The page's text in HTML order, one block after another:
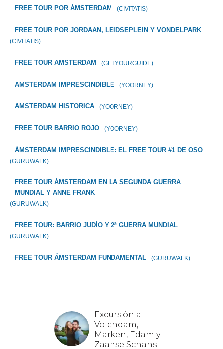
FREE TOUR POR ÁMSTERDAM (CIVITATIS)
FREE TOUR POR JORDAAN, LEIDSEPLEIN Y VONDELPARK
(CIVITATIS)
FREE TOUR AMSTERDAM (GETYOURGUIDE)
AMSTERDAM IMPRESCINDIBLE (YOORNEY)
AMSTERDAM HISTORICA (YOORNEY)
FREE TOUR BARRIO ROJO (YOORNEY)
ÁMSTERDAM IMPRESCINDIBLE: EL FREE TOUR #1 DE OSO
(GURUWALK)
FREE TOUR ÁMSTERDAM EN LA SEGUNDA GUERRA
MUNDIAL Y ANNE FRANK
(GURUWALK)
FREE TOUR: BARRIO JUDÍO Y 2ª GUERRA MUNDIAL
(GURUWALK)
FREE TOUR ÁMSTERDAM FUNDAMENTAL (GURUWALK)